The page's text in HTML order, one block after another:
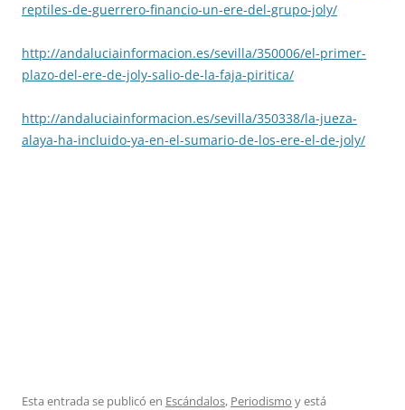
reptiles-de-guerrero-financio-un-ere-del-grupo-joly/
http://andaluciainformacion.es/sevilla/350006/el-primer-
plazo-del-ere-de-joly-salio-de-la-faja-piritica/
http://andaluciainformacion.es/sevilla/350338/la-jueza-
alaya-ha-incluido-ya-en-el-sumario-de-los-ere-el-de-joly/
Esta entrada se publicó en Escándalos, Periodismo y está